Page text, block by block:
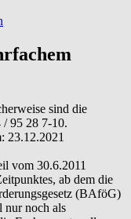
sind die
/ 95 28 7-10.
23.12.2021
vom 30.6.2011
ab dem die
(BAföG)
nur noch als